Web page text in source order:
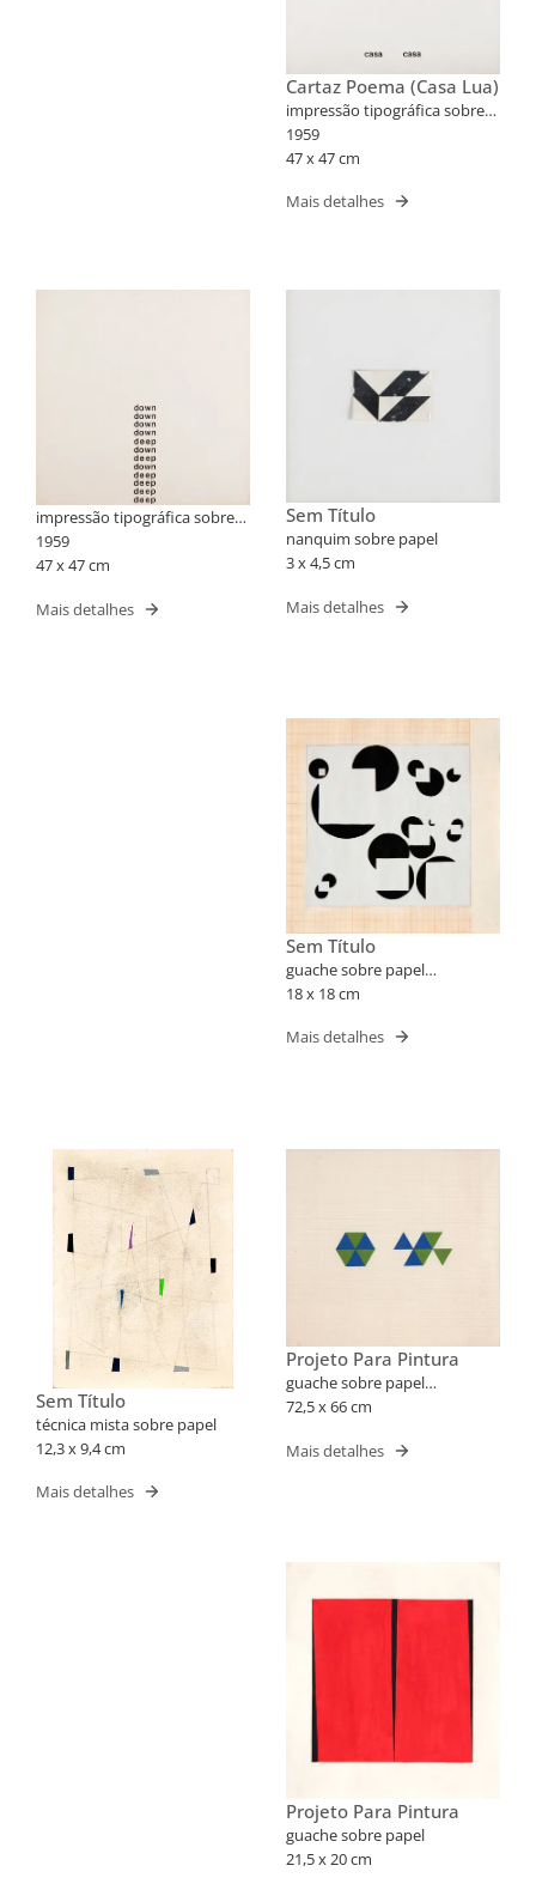
Cartaz Poema (Casa Lua)
impressão tipográfica sobre
cartão
1959
47 x 47 cm
Mais detalhes
impressão tipográfica sobre
cartão
1959
47 x 47 cm
Mais detalhes
Sem Título
nanquim sobre papel
3 x 4,5 cm
Mais detalhes
Sem Título
guache sobre papel
milimetrado
18 x 18 cm
Mais detalhes
Sem Título
técnica mista sobre papel
12,3 x 9,4 cm
Mais detalhes
Projeto Para Pintura
guache sobre papel
milimetrado
72,5 x 66 cm
Mais detalhes
Projeto Para Pintura
guache sobre papel
21,5 x 20 cm